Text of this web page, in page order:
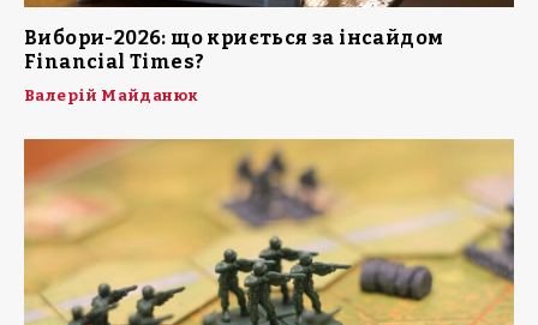
Вибори-2026: що криється за інсайдом
Financial Times?
Валерій Майданюк